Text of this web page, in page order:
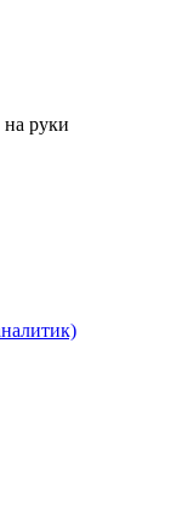
на руки